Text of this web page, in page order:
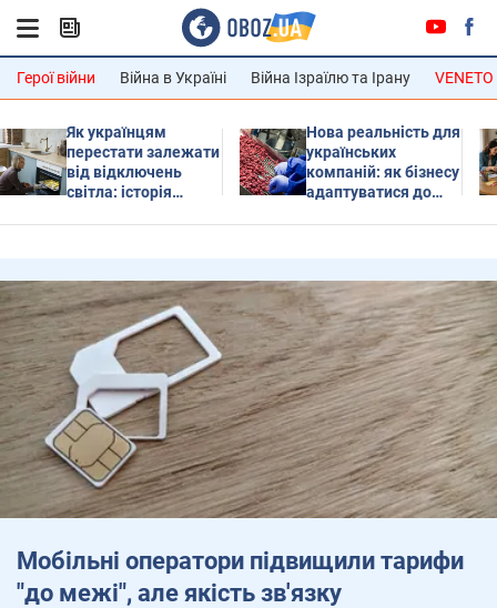
Герої війни Війна в Україні Війна Ізраїлю та Ірану VENETO
Як українцям
перестати залежати
від відключень
світла: історія
Нова реальність для
українських
компаній: як бізнесу
адаптуватися до
Мобільні оператори підвищили тарифи
"до межі", але якість зв'язку